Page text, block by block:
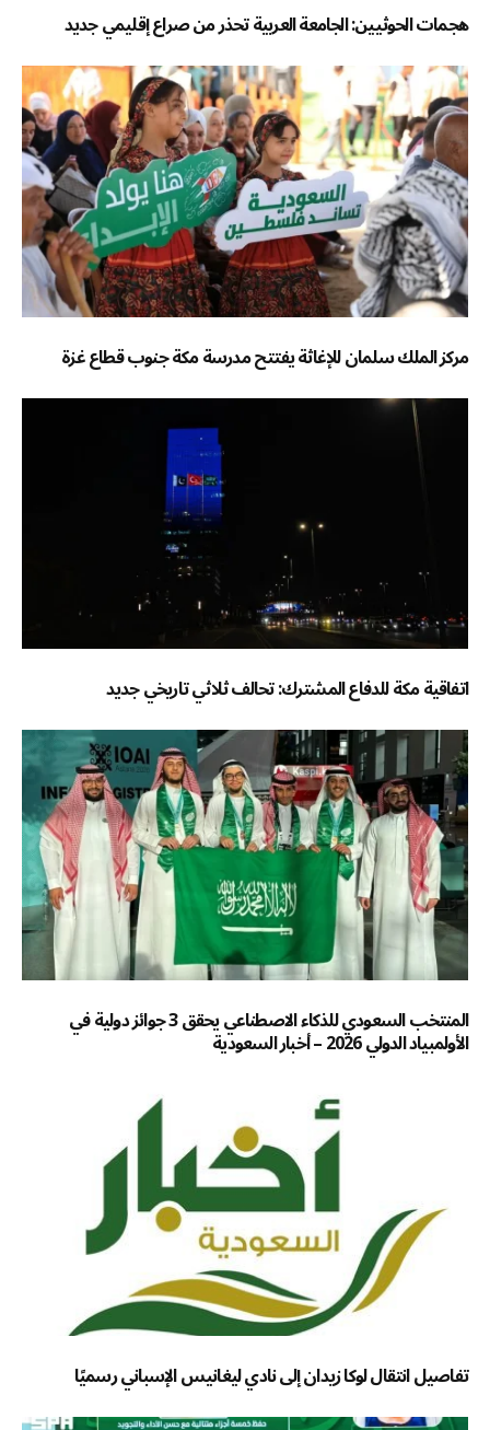
هجمات الحوثيين: الجامعة العربية تحذر من صراع إقليمي جديد
مركز الملك سلمان للإغاثة يفتتح مدرسة مكة جنوب قطاع غزة
اتفاقية مكة للدفاع المشترك: تحالف ثلاثي تاريخي جديد
المنتخب السعودي للذكاء الاصطناعي يحقق 3 جوائز دولية في
الأولمبياد الدولي 2026 – أخبار السعودية
تفاصيل انتقال لوكا زيدان إلى نادي ليغانيس الإسباني رسميًا